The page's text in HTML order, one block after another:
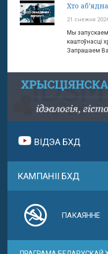
Хто
21 снежня
Мы запускаем
каштоўнасці
Запрашаем
ВІДЭА БХД
КАМПАНІІ БХД
ПАКАЯННЕ